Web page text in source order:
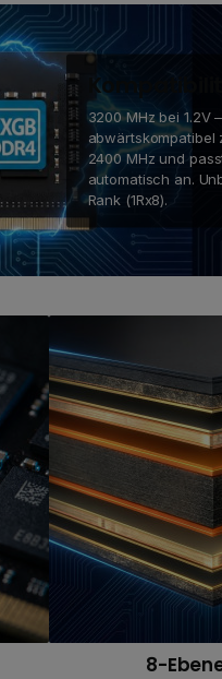
3200 MHz bei 1.2V
abwärtskompatibel
2400 MHz und
automatisch an.
Rank (1Rx8).
8-